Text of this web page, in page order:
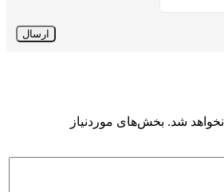
شد. بخش‌های موردنیاز